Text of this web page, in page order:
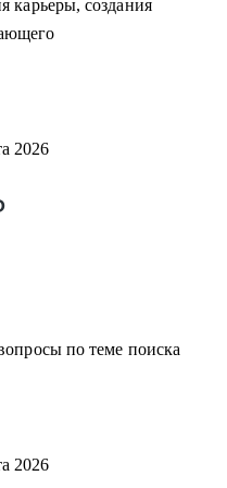
в карьере, в том числе
вас, делаю вместе с
карьеры, создания
2026
по теме поиска
2026